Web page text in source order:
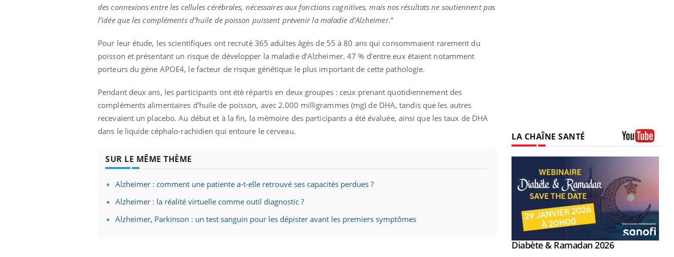
des connexions entre les cellules cérébrales, nécessaires aux fonctions cognitives, mais nos résultats ne soutiennent pas
l’idée que les compléments d’huile de poisson puissent prévenir la maladie d’Alzheimer.”
Pour leur étude, les scientifiques ont recruté 365 adultes âgés de 55 à 80 ans qui consommaient rarement du
poisson et présentant un risque de développer la maladie d’Alzheimer. 47 % d’entre eux étaient notamment
porteurs du gène APOE4, le facteur de risque génétique le plus important de cette pathologie.
Pendant deux ans, les participants ont été répartis en deux groupes : ceux prenant quotidiennement des
compléments alimentaires d'huile de poisson, avec 2.000 milligrammes (mg) de DHA, tandis que les autres
recevaient un placebo. Au début et à la fin, la mémoire des participants a été évaluée, ainsi que les taux de DHA
dans le liquide céphalo-rachidien qui entoure le cerveau.
SUR LE MÊME THÈME
Alzheimer : comment une patiente a-t-elle retrouvé ses capacités perdues ?
Alzheimer : la réalité virtuelle comme outil diagnostic ?
Alzheimer, Parkinson : un test sanguin pour les dépister avant les premiers symptômes
LA CHAÎNE SANTÉ
Youtube
Diabète & Ramadan 2026Youtube